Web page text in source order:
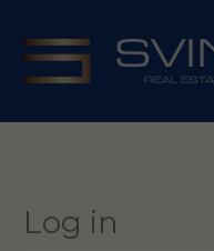
περιεχόμενο
Log in